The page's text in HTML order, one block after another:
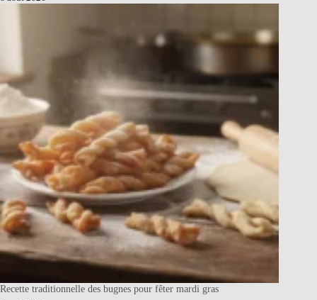
Recette traditionnelle des bugnes pour fêter mardi gras